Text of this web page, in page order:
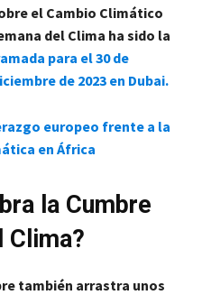
el Cambio Climático
del Clima ha sido la
para el 30 de
de 2023 en Dubai.
europeo frente a la
en África
la Cumbre
Clima?
también arrastra unos